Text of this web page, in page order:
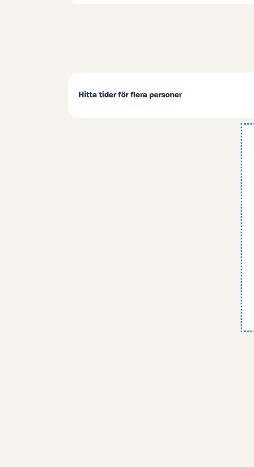
Hitta tider för flera personer